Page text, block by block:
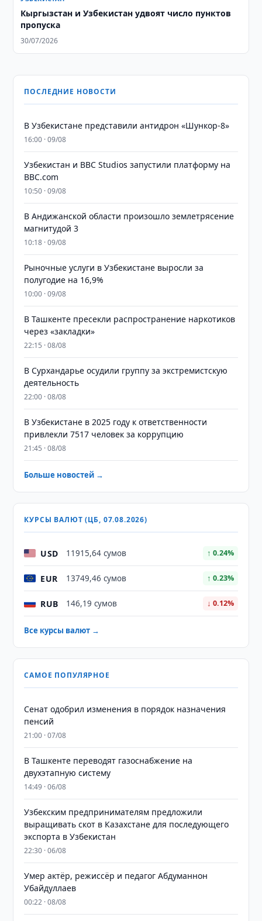
Кыргызстан и Узбекистан удвоят число пунктов
пропуска
30/07/2026
ПОСЛЕДНИЕ НОВОСТИ
В Узбекистане представили антидрон «Шункор-8»
16:00 · 09/08
Узбекистан и BBC Studios запустили платформу на
BBC.com
10:50 · 09/08
В Андижанской области произошло землетрясение
магнитудой 3
10:18 · 09/08
Рыночные услуги в Узбекистане выросли за
полугодие на 16,9%
10:00 · 09/08
В Ташкенте пресекли распространение наркотиков
через «закладки»
22:15 · 08/08
В Сурхандарье осудили группу за экстремистскую
деятельность
22:00 · 08/08
В Узбекистане в 2025 году к ответственности
привлекли 7517 человек за коррупцию
21:45 · 08/08
Больше новостей →
КУРСЫ ВАЛЮТ (ЦБ, 07.08.2026)
USD 11915,64 сумов ↑ 0.24%
EUR 13749,46 сумов ↑ 0.23%
RUB 146,19 сумов ↓ 0.12%
Все курсы валют →
САМОЕ ПОПУЛЯРНОЕ
Сенат одобрил изменения в порядок назначения
пенсий
21:00 · 07/08
В Ташкенте переводят газоснабжение на
двухэтапную систему
14:49 · 06/08
Узбекским предпринимателям предложили
выращивать скот в Казахстане для последующего
экспорта в Узбекистан
22:30 · 06/08
Умер актёр, режиссёр и педагог Абдуманнон
Убайдуллаев
00:22 · 08/08